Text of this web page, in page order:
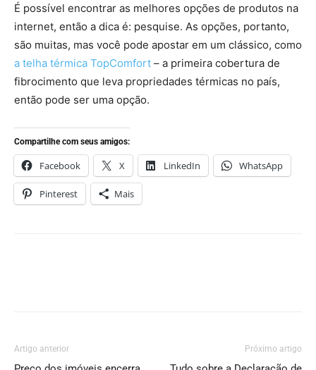
É possível encontrar as melhores opções de produtos na
internet, então a dica é: pesquise. As opções, portanto,
são muitas, mas você pode apostar em um clássico, como
a telha térmica TopComfort – a primeira cobertura de
fibrocimento que leva propriedades térmicas no país,
então pode ser uma opção.
Compartilhe com seus amigos:
Facebook X LinkedIn WhatsApp
Pinterest Mais
Artigo anterior Próximo artigo